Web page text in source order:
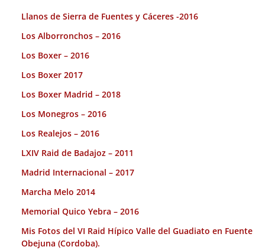
Llanos de Sierra de Fuentes y Cáceres -2016
Los Alborronchos – 2016
Los Boxer – 2016
Los Boxer 2017
Los Boxer Madrid – 2018
Los Monegros – 2016
Los Realejos – 2016
LXIV Raid de Badajoz – 2011
Madrid Internacional – 2017
Marcha Melo 2014
Memorial Quico Yebra – 2016
Mis Fotos del VI Raid Hípico Valle del Guadiato en Fuente
Obejuna (Cordoba).